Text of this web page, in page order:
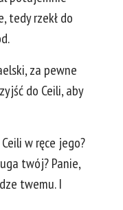
tedy rzekł do
za pewne
do Ceili, aby
w ręce jego?
twój? Panie,
twemu. I